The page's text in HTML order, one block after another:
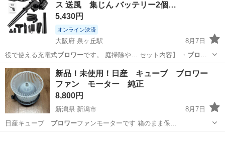
ス 送風 集じん バッテリー2個…
5,430円
オンライン決済
大阪府 泉ヶ丘駅
8月7日
役で使える充電式ブロワーです。 庭掃除や… セット内容】 ・ ブロワ
ー本体 ・4000…
大阪 堺市 泉ヶ丘駅 その他
新品！未使用！日産 キューブ ブロワー
ファン モーター 純正
8,800円
新潟県 新潟市
8月7日
日産キューブ ブロワー ファンモーターです 箱のまま保…